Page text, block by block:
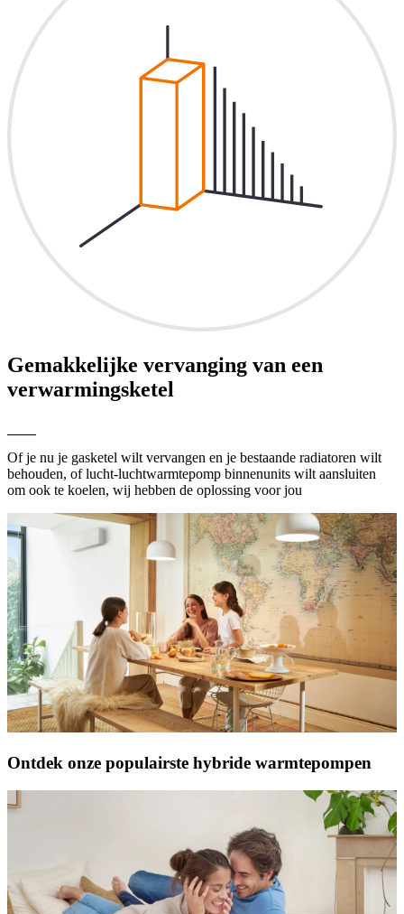
Gemakkelijke vervanging van een
verwarmingsketel
Of je nu je gasketel wilt vervangen en je bestaande radiatoren wilt
behouden, of lucht-luchtwarmtepomp binnenunits wilt aansluiten
om ook te koelen, wij hebben de oplossing voor jou
Ontdek onze populairste hybride warmtepompen